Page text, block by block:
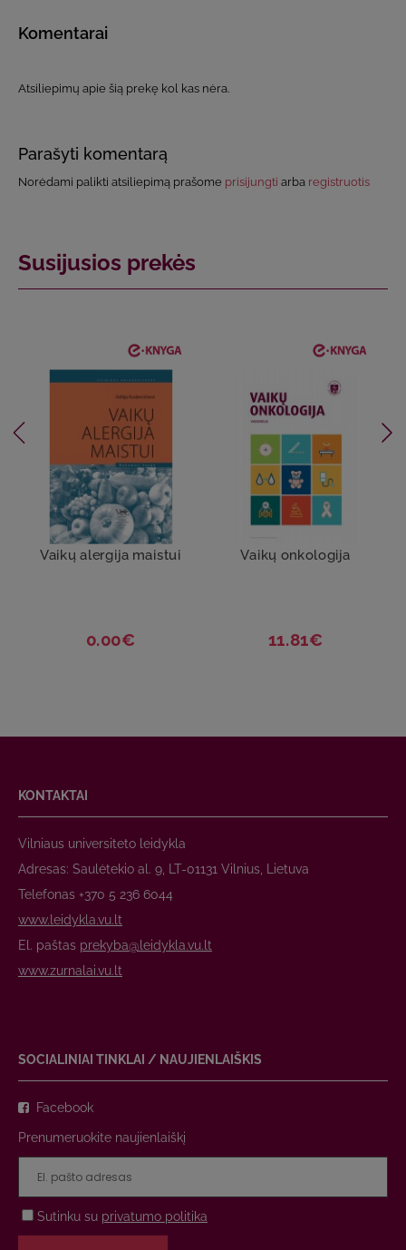
Komentarai
Atsiliepimų apie šią prekę kol kas nėra.
Parašyti komentarą
Norėdami palikti atsiliepimą prašome prisijungti arba registruotis
Susijusios prekės
Vaikų alergija maistui
0.00€
Vaikų onkologija
11.81€
KONTAKTAI
Vilniaus universiteto leidykla
Adresas: Saulėtekio al. 9, LT-01131 Vilnius, Lietuva
Telefonas +370 5 236 6044
www.leidykla.vu.lt
El. paštas prekyba@leidykla.vu.lt
www.zurnalai.vu.lt
SOCIALINIAI TINKLAI / NAUJIENLAIŠKIS
Facebook
Prenumeruokite naujienlaiškį
Sutinku su privatumo politika